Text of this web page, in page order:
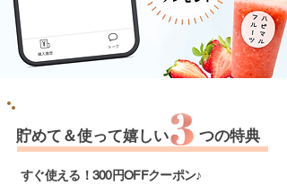
貯めて＆使って嬉しい つの特典
すぐ使える！300円OFFクーポン♪